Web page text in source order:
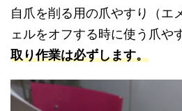
自爪を削る用の爪やすり（エ
ェルをオフする時に使う爪や
取り作業は必ずします。